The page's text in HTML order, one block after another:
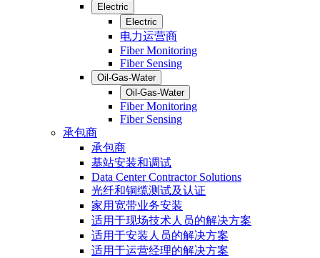
Electric
Electric
电力运营商
Fiber Monitoring
Fiber Sensing
Oil-Gas-Water
Oil-Gas-Water
Fiber Monitoring
Fiber Sensing
承包商
承包商
基站安装和调试
Data Center Contractor Solutions
光纤和铜缆测试及认证
家用宽带业务安装
适用于现场技术人员的解决方案
适用于安装人员的解决方案
适用于运营经理的解决方案